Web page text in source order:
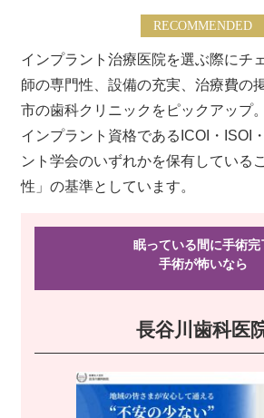
RECOMMENDED
インプラント治療医院を選ぶ際にチ
師の専門性、設備の充実、治療費の
市の歯科クリニックをピックアップ
インプラント資格であるICOI・ISOI
ント学会のいずれかを保有している
性」の基準としています。
眠っている間に手術完
手術が怖いなら
長谷川歯科医